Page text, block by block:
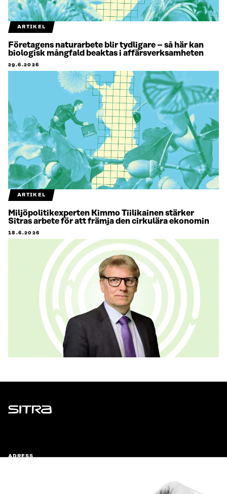
ARTIKEL
Företagens naturarbete blir tydligare – så här kan
biologisk mångfald beaktas i affärsverksamheten
29.6.2026
ARTIKEL
Miljöpolitikexperten Kimmo Tiilikainen stärker
Sitras arbete för att främja den cirkulära ekonomin
18.6.2026
Sitra
ADRESS